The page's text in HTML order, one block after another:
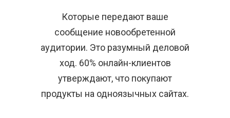
Которые передают ваше
сообщение новообретенной
аудитории. Это разумный деловой
ход. 60% онлайн-клиентов
утверждают, что покупают
продукты на одноязычных сайтах.